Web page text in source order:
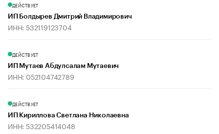
ДЕЙСТВУЕТ
ИП Болдырев Дмитрий Владимирович
ИНН: 532119123704
ДЕЙСТВУЕТ
ИП Мутаев Абдулсалам Мутаевич
ИНН: 052104742789
ДЕЙСТВУЕТ
ИП Кириллова Светлана Николаевна
ИНН: 532205414048